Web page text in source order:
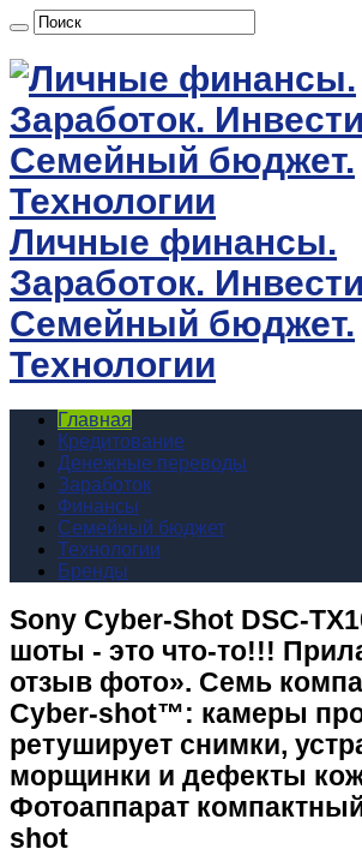
Личные финансы.
Заработок.
Семейный бюджет.
Технологии
Главная
Кредитование
Денежные переводы
Заработок
Финансы
Семейный бюджет
Технологии
Бренды
Sony Cyber-Shot DSC-
шоты - это что-то!!!
отзыв фото». Семь
Cyber-shot™: камеры
ретуширует снимки,
морщинки и дефекты
Фотоаппарат
shot